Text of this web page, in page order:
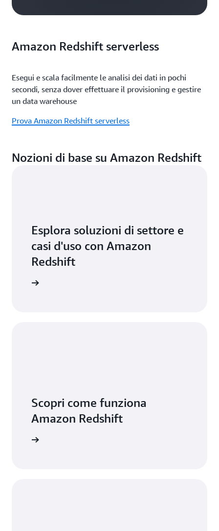
Amazon Redshift serverless
Esegui e scala facilmente le analisi dei dati in pochi
secondi, senza dover effettuare il provisioning e gestire
un data warehouse
Prova Amazon Redshift serverless
Nozioni di base su Amazon Redshift
Esplora soluzioni di settore e
casi d'uso con Amazon
Redshift
Scopri come funziona
Amazon Redshift